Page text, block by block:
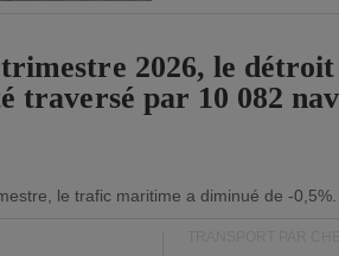
2026, le
traversé par 10 082
le trafic maritime a diminué de -0,5%.